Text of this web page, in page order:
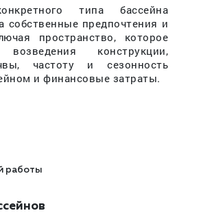
типа бассейна
собственные предпочтения и
пространство, которое
конструкции,
частоту и сезонность
и финансовые затраты.
работы